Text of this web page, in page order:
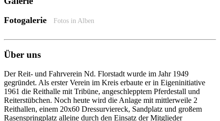
Fotogalerie Fotos in Alben
Über uns
Der Reit- und Fahrverein Nd. Florstadt wurde im Jahr 1949
gegründet. Als erster Verein im Kreis erbaute er in Eigeninitiative
1961 die Reithalle mit Tribüne, angeschlepptem Pferdestall und
Reiterstübchen. Noch heute wird die Anlage mit mittlerweile 2
Reithallen, einem 20x60 Dressurviereck, Sandplatz und großem
Rasenspringplatz alleine durch den Einsatz der Mitglieder